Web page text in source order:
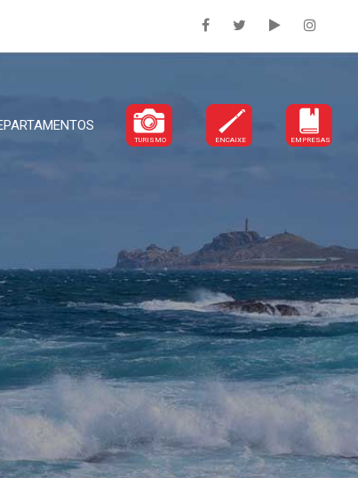
TURISMO ENCAIXE EMPRESAS